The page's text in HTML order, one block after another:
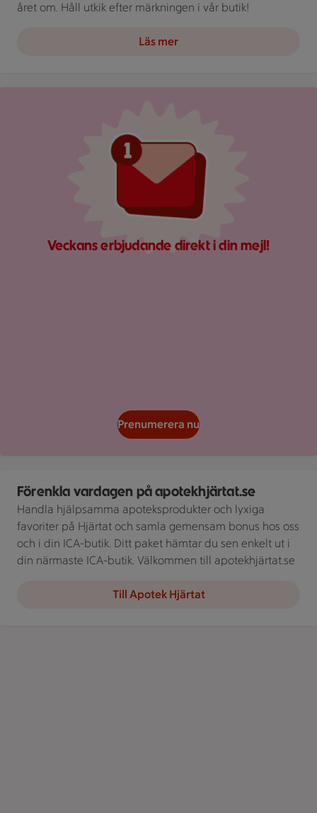
året om. Håll utkik efter märkningen i vår butik!
Läs mer
Veckans erbjudande direkt i din mejl!
Prenumerera nu
Förenkla vardagen på apotekhjärtat.se
Handla hjälpsamma apoteksprodukter och lyxiga
favoriter på Hjärtat och samla gemensam bonus hos oss
och i din ICA-butik. Ditt paket hämtar du sen enkelt ut i
din närmaste ICA-butik. Välkommen till apotekhjärtat.se
Till Apotek Hjärtat